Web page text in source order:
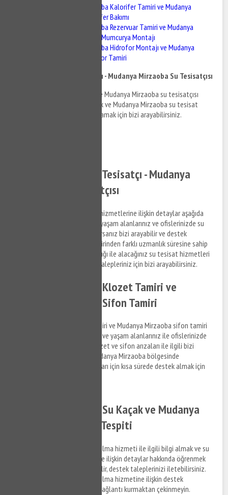
Mudanya Mirzaoba Kalorifer Tamiri ve Mudanya
Mirzaoba Kalorifer Bakımı
Mudanya Mirzaoba Rezervuar Tamiri ve Mudanya
Mirzaoba BUğur Mumcurya Montajı
Mudanya Mirzaoba Hidrofor Montajı ve Mudanya
Mirzaoba Hidrofor Tamiri
Mudanya Mirzaoba Tesisatçı - Mudanya Mirzaoba Su Tesisatçısı
Mudanya Mirzaoba tesisatçı ve Mudanya Mirzaoba su tesisatçısı
hizmetleri hakkında bilgi almak ve Mudanya Mirzaoba su tesisat
hakkında detaylara erişim sağlamak için bizi arayabilirsiniz.
Mudanya Mirzaoba Tesisatçı - Mudanya
Mirzaoba Su Tesisatçısı
Mudanya Mirzaoba su tesisat hizmetlerine ilişkin detaylar aşağıda
Denizlilandığı şekildedir. Sizde yaşam alanlarınız ve ofislerinizde su
tesisat ile ilgili bir arıza yaşıyorsanız bizi arayabilir ve destek
taleplerinizi iletebilirsiniz. Birbirinden farklı uzmanlık süresine sahip
anlaşmalı iş ortaklarımız aracılığı ile alacağınız su tesisat hizmetleri
ile ilgili bilgi almak ve destek talepleriniz için bizi arayabilirsiniz.
Mudanya Mirzaoba Klozet Tamiri ve
Mudanya Mirzaoba Sifon Tamiri
Mudanya Mirzaoba klozet tamiri ve Mudanya Mirzaoba sifon tamiri
hizmetlerine ilişkin bilgi almak ve yaşam alanlarınız ile ofislerinizde
meydana gelen su tesisat, klozet ve sifon arızaları ile ilgili bizi
arayabilir, bilgi alabilirsiniz. Mudanya Mirzaoba bölgesinde
yaşayacağınız su tesisat arızaları için kısa sürede destek almak için
Mudanya Mirzaoba Su Kaçak ve Mudanya
Mirzaoba Su Kaçak Tespiti
Mudanya Mirzaoba su kaçak bulma hizmeti ile ilgili bilgi almak ve su
kaçak tespit tamir hizmetlerine ilişkin detaylar hakkında öğrenmek
istediğiniz konuları bize sorabilir, destek taleplerinizi iletebilirsiniz.
Mudanya Mirzaoba su kaçak bulma hizmetine ilişkin destek
talepleriniz hakkında bizimle bağlantı kurmaktan çekinmeyin.